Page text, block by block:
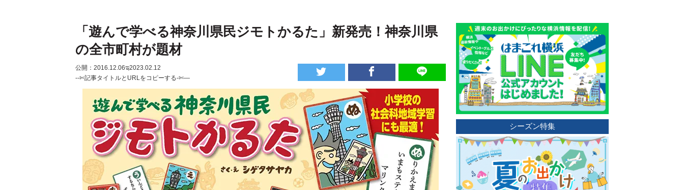
「遊んで学べる神奈川県民ジモトかるた」新発売！神奈川県
の全市町村が題材
公開：2016.12.06ಇ2023.02.12
--✄記事タイトルとURLをコピーする-✄—
シーズン特集